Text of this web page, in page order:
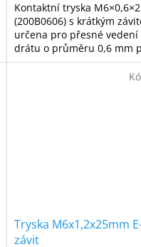
Kontaktní tryska
(200B0606) s krátkým
určena pro přesné vedení
drátu o průměru 0,6 mm
svařování. Vyrobena z
Tryska M6x1,2x25mm
závit